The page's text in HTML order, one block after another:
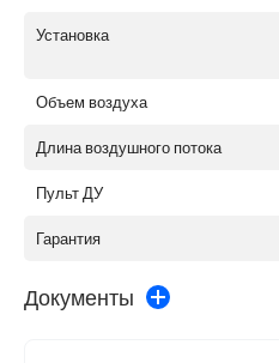
Установка
Объем воздуха
Длина воздушного потока
Пульт ДУ
Гарантия
Документы